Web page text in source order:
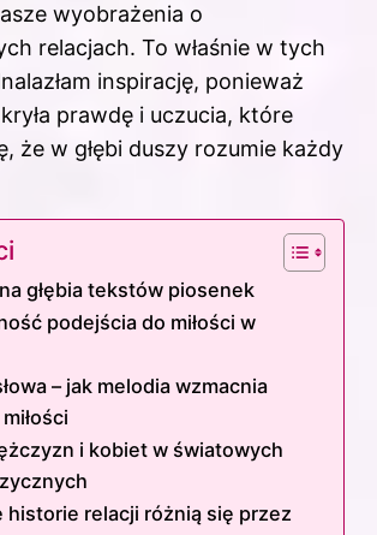
wyobrażenia o
relacjach. To właśnie w tych
inspirację, ponieważ
prawdę i uczucia, które
że w głębi duszy rozumie każdy
głębia tekstów piosenek
podejścia do miłości w
– jak melodia wzmacnia
i kobiet w światowych
historie relacji różnią się przez